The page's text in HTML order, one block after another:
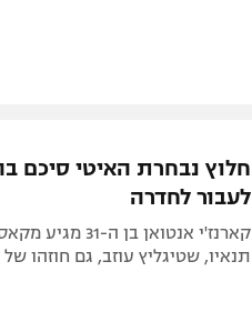
חלוץ נבחרת האיטי סיכם
לעבור לחדרה
קארנז'י אנטואן
תנאיו, שטיגליץ עוזב, גם חוזהו